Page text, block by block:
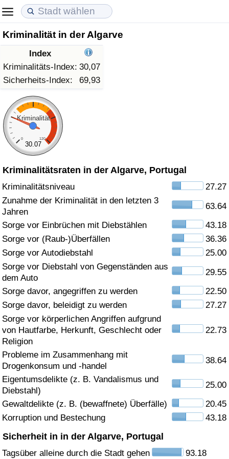
Kriminalität in der Algarve
Index
Kriminalitäts-Index: 30,07
Sicherheits-Index:
69,93
Kriminalität
0 120
30.07
Kriminalitätsraten in der Algarve, Portugal
Kriminalitätsniveau
27.27
Zunahme der Kriminalität in den letzten 3
Jahren
63.64
Sorge vor Einbrüchen mit Diebstählen
43.18
Sorge vor (Raub-)Überfällen
36.36
Sorge vor Autodiebstahl
25.00
Sorge vor Diebstahl von Gegenständen aus
dem Auto
29.55
Sorge davor, angegriffen zu werden
22.50
Sorge davor, beleidigt zu werden
27.27
Sorge vor körperlichen Angriffen aufgrund
von Hautfarbe, Herkunft, Geschlecht oder
Religion
22.73
Probleme im Zusammenhang mit
Drogenkonsum und -handel
38.64
Eigentumsdelikte (z. B. Vandalismus und
Diebstahl)
25.00
Gewaltdelikte (z. B. (bewaffnete) Überfälle)
20.45
Korruption und Bestechung
43.18
Sicherheit in in der Algarve, Portugal
Tagsüber alleine durch die Stadt gehen 93.18
Lebenshaltungskosten
Lebenshaltungskosten-Index (aktuell)
Lebenshaltungskosten-Index
Lebenshaltungskosten-Index nach Land
in Akaba
Immobilienpreise
Immobilienpreis-Index (aktuell)
Immobilienpreis-Index
Immobilienpreis-Index nach Land
Lebensqualität
Lebensqualität-Index
Lebensqualität-Index (aktuell)
Lebensqualitätsindex nach Land
Kriminalität
Kriminalitäts-Index (aktuell)
Kriminalitäts-Index
Kriminalitätsindex nach Land
Gesundheitsversorgung
Gesundheitsversorgungs-Index (aktuell)
Gesundheitsversorgungs-Index
Gesundheitsversorgungs-Index nach Land
Umweltverschmutzung
Umweltverschmutzungs-Index (aktuell)
Verschmutzungsindex
Umweltverschmutzungs-Index nach Land
Verkehr